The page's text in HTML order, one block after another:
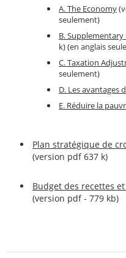
A. The Economy
seulement)
B.
k) (en anglais
C. Taxation
seulement)
D. Les avantages
E. Réduire la
Plan stratégique de
(version pdf 637 k)
Budget des recettes
(version pdf - 779 kb)